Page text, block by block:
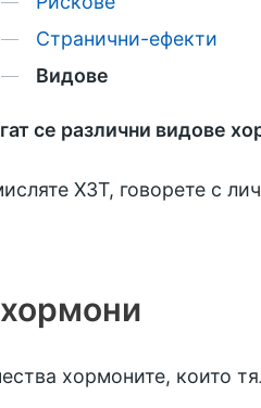
Странични-ефекти
Видове
се различни видове
ХЗТ, говорете с
хормоните, които